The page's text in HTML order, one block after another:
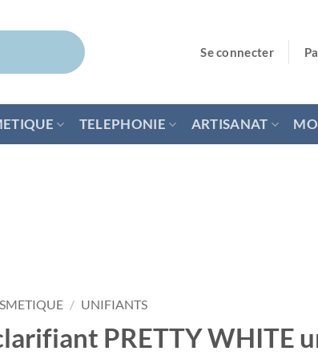
Se connecter
TELEPHONIE ARTISANAT
/ UNIFIANTS
PRETTY WHITE